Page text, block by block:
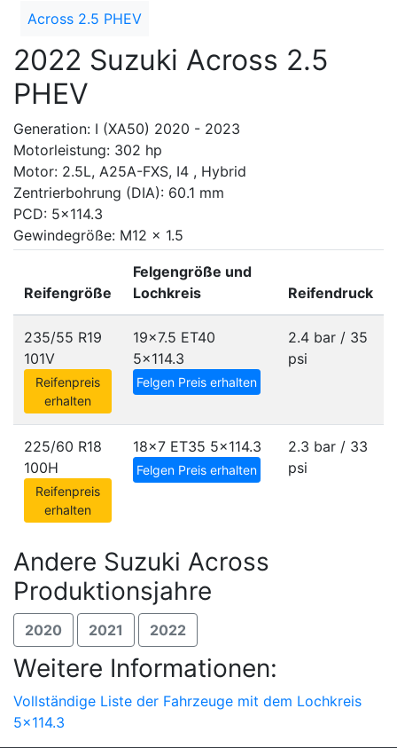
Across 2.5 PHEV
2022 Suzuki Across 2.5
PHEV
Generation: I (XA50) 2020 - 2023
Motorleistung: 302 hp
Motor: 2.5L, A25A-FXS, I4 , Hybrid
Zentrierbohrung (DIA): 60.1 mm
PCD: 5x114.3
Gewindegröße: M12 x 1.5
Reifengröße
Felgengröße und
Lochkreis
Reifendruck
235/55 R19
101V
Reifenpreis
erhalten
19x7.5 ET40
5x114.3
Felgen Preis erhalten
2.4 bar / 35
psi
225/60 R18
100H
Reifenpreis
erhalten
18x7 ET35 5x114.3
Felgen Preis erhalten
2.3 bar / 33
psi
Andere Suzuki Across
Produktionsjahre
2020 2021 2022
Weitere Informationen:
Vollständige Liste der Fahrzeuge mit dem Lochkreis
5x114.3